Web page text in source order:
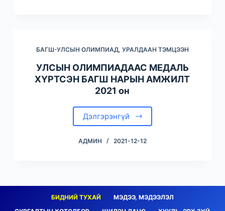
БАГШ-УЛСЫН ОЛИМПИАД, УРАЛДААН ТЭМЦЭЭН
УЛСЫН ОЛИМПИАДААС МЕДАЛЬ
ХҮРТСЭН БАГШ НАРЫН АМЖИЛТ
2021 он
Дэлгэрэнгүй
АДМИН 2021-12-12
БИДНИЙ ТУХАЙ
МЭДЭЭ, МЭДЭЭЛЭЛ